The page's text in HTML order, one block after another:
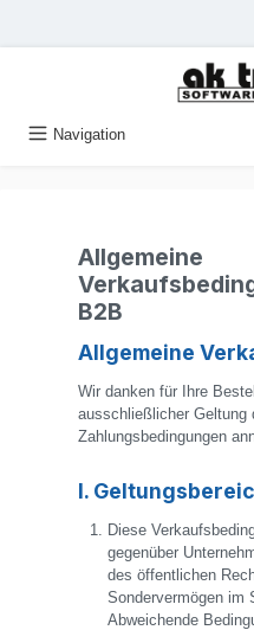
Navigation
Allgemeine
B2B
Allgemeine
Wir danken für Ihre
ausschließlicher Geltung
Zahlungsbedingungen
I.
Diese
gegenüber
des öffentlichen
Sondervermögen im
Abweichende